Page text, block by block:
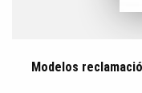
Modelos